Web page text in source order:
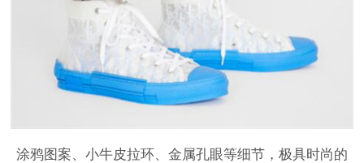
涂鸦图案、小牛皮拉环、金属孔眼等细节，极具时尚的